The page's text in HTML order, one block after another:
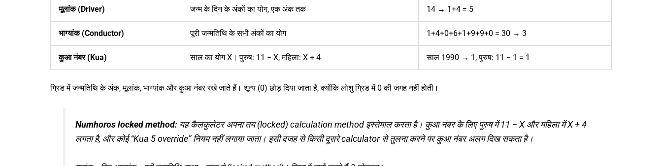
मूलांक (Driver) जन्म के दिन के अंकों का योग, एक अंक तक 14 → 1+4 = 5
भाग्यांक (Conductor) पूरी जन्मतिथि के सभी अंकों का योग 1+4+0+6+1+9+9+0 = 30 → 3
कुआ नंबर (Kua) साल का योग X। पुरुष: 11 − X, महिला: X + 4 साल 1990 → 1, पुरुष: 11 − 1 = 1
ग्रिड में जन्मतिथि के अंक, मूलांक, भाग्यांक और कुआ नंबर रखे जाते हैं। शून्य (0) छोड़ दिया जाता है, क्योंकि लोशु ग्रिड में 0 की जगह नहीं होती।
Numhoros locked method: यह कैलकुलेटर अपना तय (locked) calculation method इस्तेमाल करता है। कुआ नंबर के लिए पुरुष में 11 − X और महिला में X + 4
लगता है, और कोई “Kua 5 override” नियम नहीं लगाया जाता। इसी वजह से किसी दूसरे calculator से तुलना करने पर कुआ नंबर अलग दिख सकता है।